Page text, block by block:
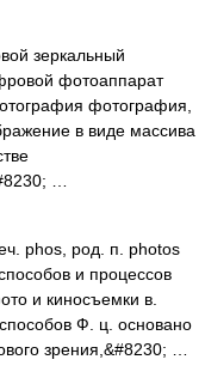
зеркальный
фотоаппарат
фотография,
в виде массива
…
phos, род. п. photos
и процессов
и киносъемки в.
Ф. ц. основано
зрения,&#8230; …